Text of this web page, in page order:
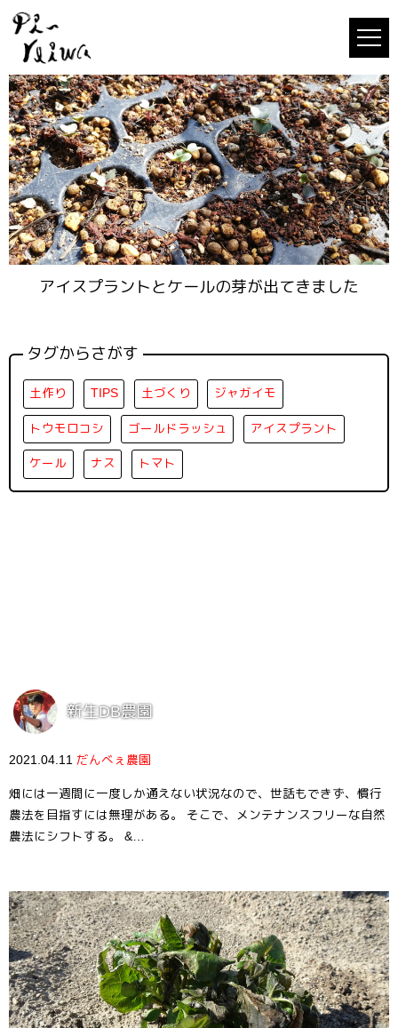
アイスプラントとケールの芽が出てきました
タグからさがす
土作り TIPS 土づくり ジャガイモ
トウモロコシ ゴールドラッシュ アイスプラント
ケール ナス トマト
新生DB農園
2021.04.11 だんべぇ農園
畑には一週間に一度しか通えない状況なので、世話もできず、慣行
農法を目指すには無理がある。 そこで、メンテナンスフリーな自然
農法にシフトする。 &…